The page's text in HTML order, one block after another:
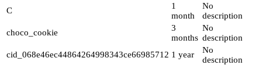
C
1
month
No
description
choco_cookie
3
months
No
description
cid_068e46ec44864264998343ce66985712 1 year
No
description